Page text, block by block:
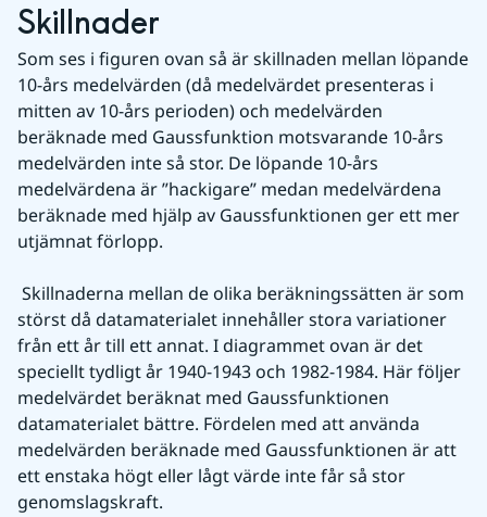
Skillnader
Som ses i figuren ovan så är skillnaden mellan löpande
10-års medelvärden (då medelvärdet presenteras i
mitten av 10-års perioden) och medelvärden
beräknade med Gaussfunktion motsvarande 10-års
medelvärden inte så stor. De löpande 10-års
medelvärdena är ”hackigare” medan medelvärdena
beräknade med hjälp av Gaussfunktionen ger ett mer
utjämnat förlopp.
störst då datamaterialet innehåller stora variationer
från ett år till ett annat. I diagrammet ovan är det
speciellt tydligt år 1940-1943 och 1982-1984. Här följer
medelvärdet beräknat med Gaussfunktionen
datamaterialet bättre. Fördelen med att använda
medelvärden beräknade med Gaussfunktionen är att
ett enstaka högt eller lågt värde inte får så stor
genomslagskraft.